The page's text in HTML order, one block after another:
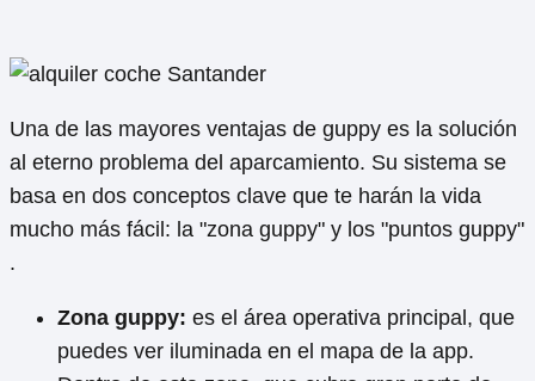
Una de las mayores ventajas de guppy es la solución
al eterno problema del aparcamiento. Su sistema se
basa en dos conceptos clave que te harán la vida
mucho más fácil: la "zona guppy" y los "puntos guppy"
.
Zona guppy: es el área operativa principal, que
puedes ver iluminada en el mapa de la app.